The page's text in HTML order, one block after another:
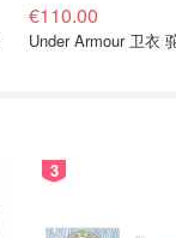
€110.00
Under Armour
3